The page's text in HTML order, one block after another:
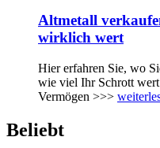
Altmetall
wirklich wert
Hier erfahren Sie, wo
wie viel Ihr Schrott
Vermögen >>>
Beliebt